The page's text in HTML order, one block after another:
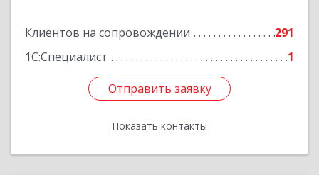
Клиентов на сопровождении
291
1С:Специалист
1
Отправить заявку
Показать контакты
Подробнее
Отправить заявку
Назад